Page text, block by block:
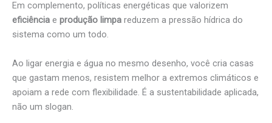
Em complemento, políticas energéticas que valorizem
eficiência e produção limpa reduzem a pressão hídrica do
sistema como um todo.
Ao ligar energia e água no mesmo desenho, você cria casas
que gastam menos, resistem melhor a extremos climáticos e
apoiam a rede com flexibilidade. É a sustentabilidade aplicada,
não um slogan.